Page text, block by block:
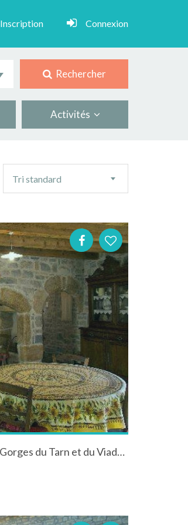
Inscription Connexion
Rechercher
Activités
tri
Tri standard
Gite"la Peiriere" à Compeyre aux portes des Gorges du Tarn et du Viaduc de Millau - Wifi